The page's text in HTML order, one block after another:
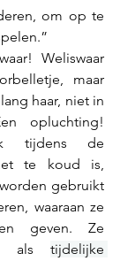
om op te
Weliswaar
maar
haar, niet in
opluchting!
tijdens de
te koud is,
gebruikt
waaraan ze
geven. Ze
als tijdelijke